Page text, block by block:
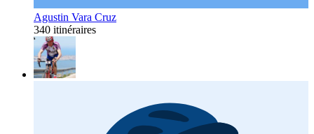
Agustin Vara Cruz
340 itinéraires